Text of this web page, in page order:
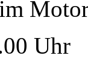
Uhr